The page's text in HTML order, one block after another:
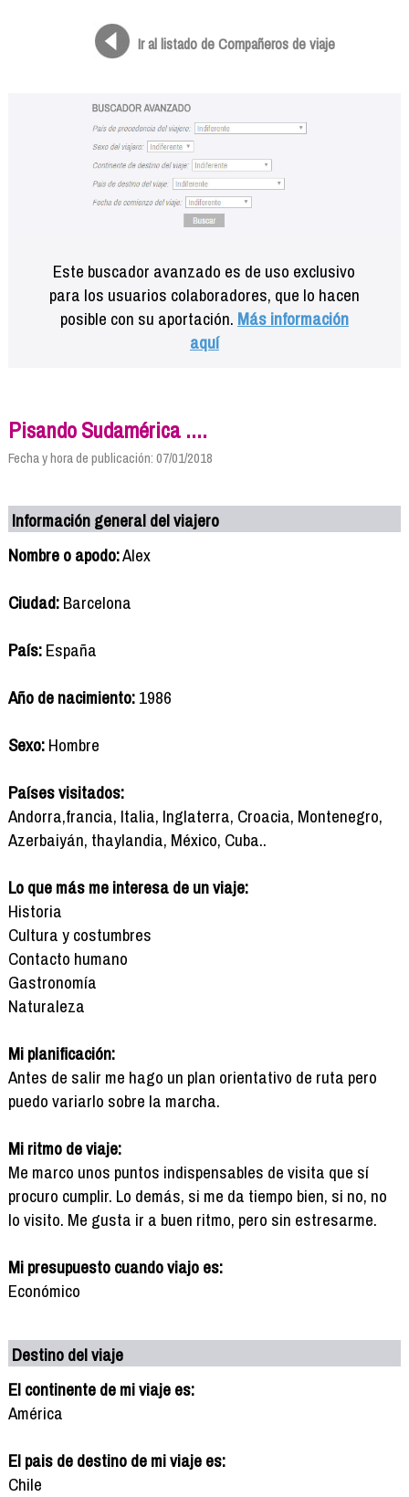
Ir al listado de Compañeros de viaje
Este buscador avanzado es de uso exclusivo
para los usuarios colaboradores, que lo hacen
posible con su aportación. Más información
aquí
Pisando Sudamérica ....
Fecha y hora de publicación: 07/01/2018
Información general del viajero
Nombre o apodo:Alex
Ciudad:Barcelona
País:España
Año de nacimiento:1986
Sexo:Hombre
Países visitados:
Andorra,francia, Italia, Inglaterra, Croacia, Montenegro,
Azerbaiyán, thaylandia, México, Cuba..
Lo que más me interesa de un viaje:
Historia
Cultura y costumbres
Contacto humano
Gastronomía
Naturaleza
Mi planificación:
Antes de salir me hago un plan orientativo de ruta pero
puedo variarlo sobre la marcha.
Mi ritmo de viaje:
Me marco unos puntos indispensables de visita que sí
procuro cumplir. Lo demás, si me da tiempo bien, si no, no
lo visito. Me gusta ir a buen ritmo, pero sin estresarme.
Mi presupuesto cuando viajo es:
Económico
Destino del viaje
El continente de mi viaje es:
América
El pais de destino de mi viaje es:
Chile